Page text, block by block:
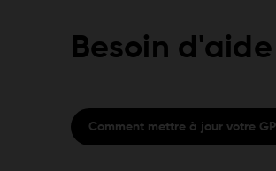
Besoin
Comment mettre à jour votre